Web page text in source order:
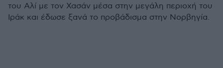
του Αλί με τον Χασάν μέσα στην μεγάλη περιοχή του
Ιράκ και έδωσε ξανά το προβάδισμα στην Νορβηγία.